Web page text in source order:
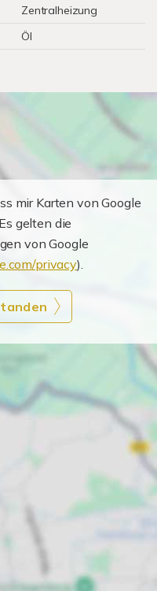
Zentralheizung
Öl
mir Karten von Google
gelten die
von Google
privacy).